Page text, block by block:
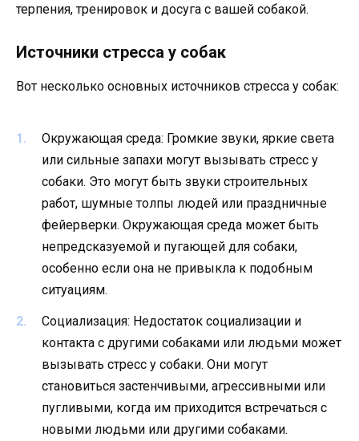
терпения, тренировок и досуга с вашей собакой.
Источники стресса у собак
Вот несколько основных источников стресса у собак:
Окружающая среда: Громкие звуки, яркие света
или сильные запахи могут вызывать стресс у
собаки. Это могут быть звуки строительных
работ, шумные толпы людей или праздничные
фейерверки. Окружающая среда может быть
непредсказуемой и пугающей для собаки,
особенно если она не привыкла к подобным
ситуациям.
Социализация: Недостаток социализации и
контакта с другими собаками или людьми может
вызывать стресс у собаки. Они могут
становиться застенчивыми, агрессивными или
пугливыми, когда им приходится встречаться с
новыми людьми или другими собаками.